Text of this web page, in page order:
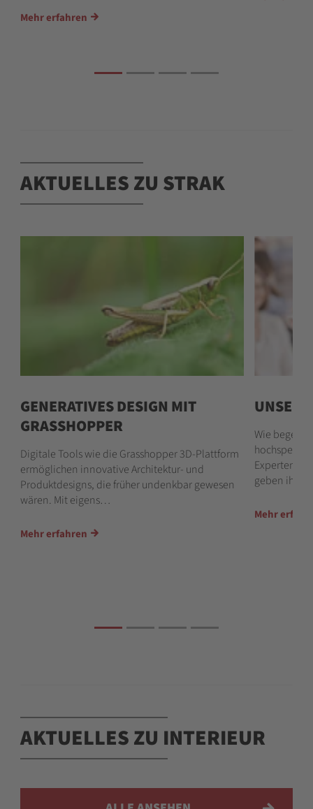
Mehr erfahren
AKTUELLES ZU STRAK
GENERATIVES DESIGN MIT
GRASSHOPPER
Digitale Tools wie die Grasshopper 3D-Plattform
ermöglichen innovative Architektur- und
Produktdesigns, die früher undenkbar gewesen
wären. Mit eigens…
Mehr erfahren
Wie
Experten
geben ihr
Mehr
AKTUELLES ZU INTERIEUR